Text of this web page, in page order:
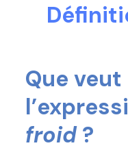
Que
froid?